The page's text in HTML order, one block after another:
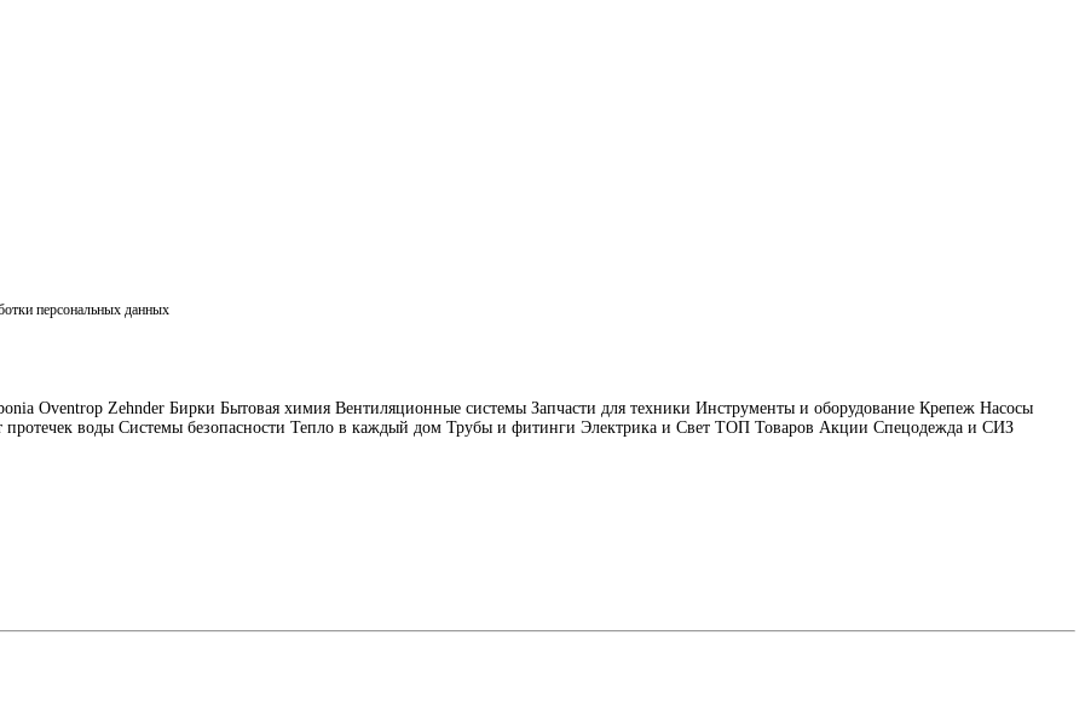
персональных данных
Oventrop Zehnder Бирки Бытовая химия Вентиляционные системы Запчасти для техники Инструменты и оборудование Крепеж Насосы
воды Системы безопасности Тепло в каждый дом Трубы и фитинги Электрика и Свет ТОП Товаров Акции Спецодежда и СИЗ